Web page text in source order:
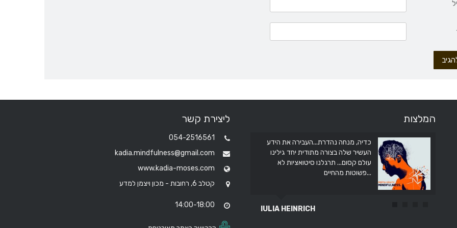
המלצות
כדיה, מנחה נהדרת...העבירה את הידע
העשיר שלה בצורה מתודית יחד גילינו
עולם קסום... תרגלנו סיטואציות לא
פשוטות מהחיים...
IULIA HEINRICH
את עוזרת ממש תודה לך על המדיטציה
שעשית איתנו בכיתה תודה
אברהים סרור
ליצירת קשר
054-2516561
kadia.mindfulness@gmail.com
www.kadia-moses.com
קטלב 6, רחובות - מכון ויצמן למדע
14:00-18:00